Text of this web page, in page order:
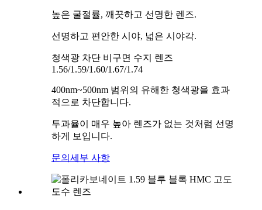
높은 굴절률, 깨끗하고 선명한 렌즈.
선명하고 편안한 시야, 넓은 시야각.
청색광 차단 비구면 수지 렌즈
1.56/1.59/1.60/1.67/1.74
400nm~500nm 범위의 유해한 청색광을 효과
적으로 차단합니다.
투과율이 매우 높아 렌즈가 없는 것처럼 선명
하게 보입니다.
문의 세부 사항